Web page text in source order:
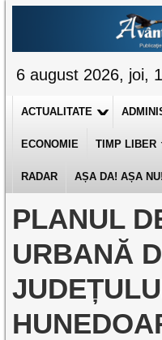
6 august 2026, joi,
ACTUALITATE
ECONOMIE TIMP LIBER
RADAR AȘA DA! AȘA NU!
PLANUL
URBANĂ